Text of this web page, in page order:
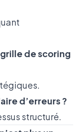
de scoring
d’erreurs ?
structuré.